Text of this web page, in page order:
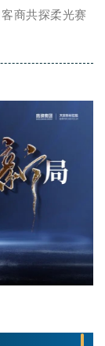
商共探柔光赛